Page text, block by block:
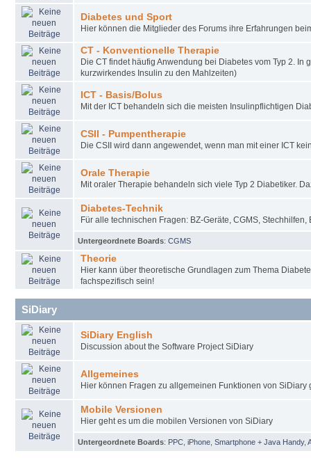
Diabetes und Sport
Hier können die Mitglieder des Forums ihre Erfahrungen
CT - Konventionelle Therapie
Die CT findet häufig Anwendung bei Diabetes vom Typ 2.
kurzwirkendes Insulin zu den Mahlzeiten)
ICT - Basis/Bolus
Mit der ICT behandeln sich die meisten Insulinpflichtigen
CSII - Pumpentherapie
Die CSII wird dann angewendet, wenn man mit einer ICT
Orale Therapie
Mit oraler Therapie behandeln sich viele Typ 2 Diabetiker.
Diabetes-Technik
Für alle technischen Fragen: BZ-Geräte, CGMS, Stechhilfen,
Untergeordnete Boards: CGMS
Theorie
Hier kann über theoretische Grundlagen zum Thema
fachspezifisch sein!
SiDiary
SiDiary English
Discussion about the Software Project SiDiary
Allgemeines
Hier können Fragen zu allgemeinen Funktionen von
Mobile Versionen
Hier geht es um die mobilen Versionen von SiDiary
Untergeordnete Boards: PPC iPhone Smartphone + Java Handy,